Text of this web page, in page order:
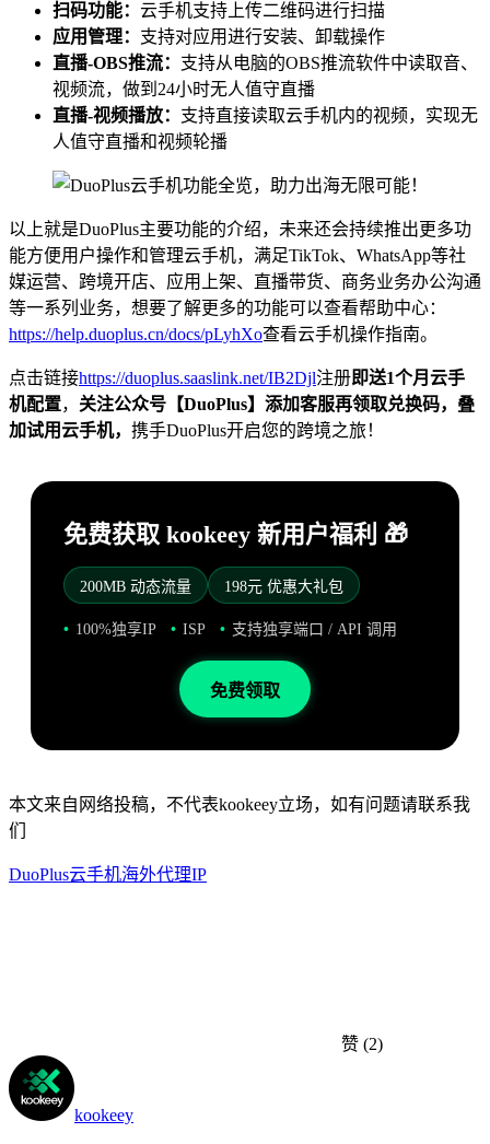
扫码功能： 云手机支持上传二维码进行扫描
应用管理： 支持对应用进行安装、卸载操作
直播-OBS推流： 支持从电脑的OBS推流软件中读取音、
视频流，做到24小时无人值守直播
直播-视频播放： 支持直接读取云手机内的视频，实现无
人值守直播和视频轮播
以上就是DuoPlus主要功能的介绍，未来还会持续推出更多功
能方便用户操作和管理云手机，满足TikTok、WhatsApp等社
媒运营、跨境开店、应用上架、直播带货、商务业务办公沟通
等一系列业务，想要了解更多的功能可以查看帮助中心：
https://help.duoplus.cn/docs/pLyhXo查看云手机操作指南。
点击链接https://duoplus.saaslink.net/IB2Djl注册即送1个月云手
机配置， 关注公众号【DuoPlus】添加客服再领取兑换码，叠
加试用云手机， 携手DuoPlus开启您的跨境之旅！
免费获取 kookeey 新用户福利 🎁
200MB 动态流量 198元 优惠大礼包
100%独享IP ISP 支持独享端口 / API 调用
免费领取
本文来自网络投稿，不代表kookeey立场，如有问题请联系我
们
DuoPlus云手机海外代理IP
赞 (2)
kookeey